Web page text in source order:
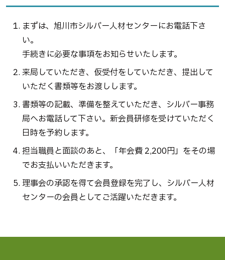
まずは、旭川市シルバー人材センターにお電話下さ
い。
手続きに必要な事項をお知らせいたします。
来局していただき、仮受付をしていただき、提出して
いただく書類等をお渡しします。
書類等の記載、準備を整えていただき、シルバー事務
局へお電話して下さい。新会員研修を受けていただく
日時を予約します。
担当職員と面談のあと、「年会費 2,200円」をその場
でお支払いいただきます。
理事会の承認を得て会員登録を完了し、シルバー人材
センターの会員としてご活躍いただきます。